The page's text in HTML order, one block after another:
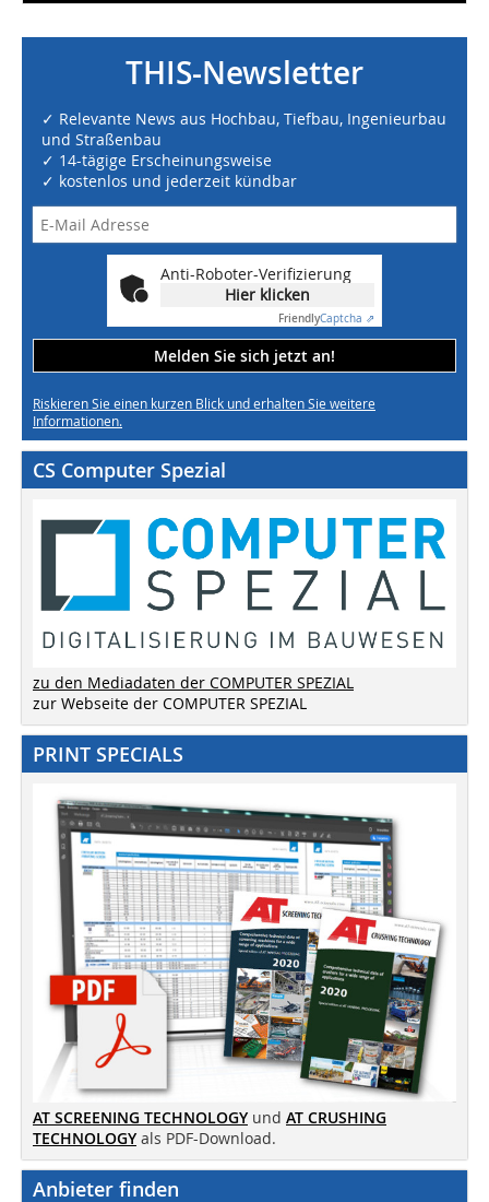
THIS-Newsletter
✓ Relevante News aus Hochbau, Tiefbau, Ingenieurbau
und Straßenbau
✓ 14-tägige Erscheinungsweise
✓ kostenlos und jederzeit kündbar
Anti-Roboter-Verifizierung
Hier klicken
FriendlyCaptcha ⇗
Melden Sie sich jetzt an!
Riskieren Sie einen kurzen Blick und erhalten Sie weitere
Informationen.
CS Computer Spezial
zu den Mediadaten der COMPUTER SPEZIAL
zur Webseite der COMPUTER SPEZIAL
PRINT SPECIALS
AT SCREENING TECHNOLOGY und AT CRUSHING
TECHNOLOGY als PDF-Download.
Anbieter finden